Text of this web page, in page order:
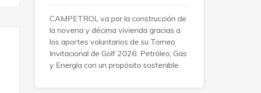
CAMPETROL va por la construcción de
la novena y décima vivienda gracias a
los aportes voluntarios de su Torneo
Invitacional de Golf 2026: Petróleo, Gas
y Energía con un propósito sostenible